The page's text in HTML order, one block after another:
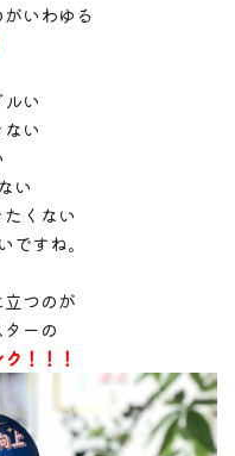
いわゆる
い
い
い
くない
ですね。
つのが
ーの
！！！